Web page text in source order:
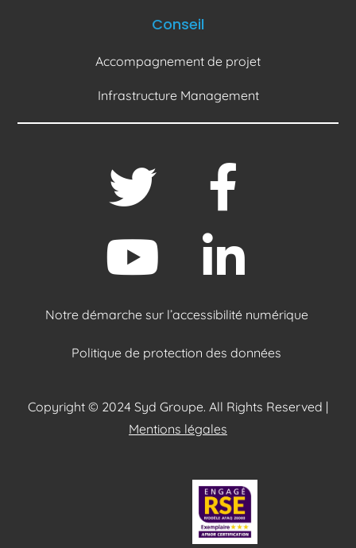
Conseil
Accompagnement de projet
Infrastructure Management
Notre démarche sur l’accessibilité numérique
Politique de protection des données
Copyright © 2024 Syd Groupe. All Rights Reserved |
Mentions légales